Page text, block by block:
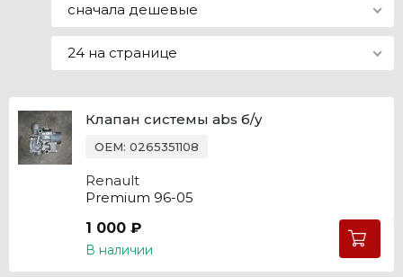
сначала дешевые
24 на странице
Клапан системы abs б/у
OEM: 0265351108
Renault
Premium 96-05
1 000 ₽
В наличии